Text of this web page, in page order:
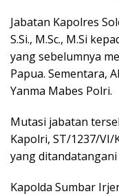
Jabatan Kapolres
S.Si., M.Sc., M.Si
yang sebelumnya
Papua. Sementara,
Yanma Mabes Polri.
Mutasi jabatan
Kapolri, ST/1237/VI/
yang ditandatangani
Kapolda Sumbar